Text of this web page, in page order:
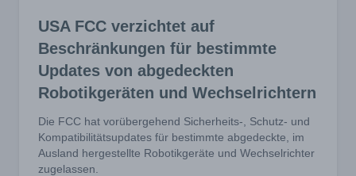
USA FCC verzichtet auf
Beschränkungen für bestimmte
Updates von abgedeckten
Robotikgeräten und Wechselrichtern
Die FCC hat vorübergehend Sicherheits-, Schutz- und
Kompatibilitätsupdates für bestimmte abgedeckte, im
Ausland hergestellte Robotikgeräte und Wechselrichter
zugelassen.